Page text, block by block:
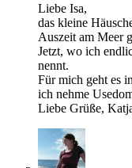
Liebe Isa,
das kleine
Auszeit am Meer
Jetzt, wo ich
nennt.
Für mich geht es
ich nehme
Liebe Grüße,